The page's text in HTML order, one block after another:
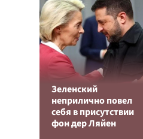
Зеленский
неприлично повел
cебя в присутствии
фон дер Ляйен